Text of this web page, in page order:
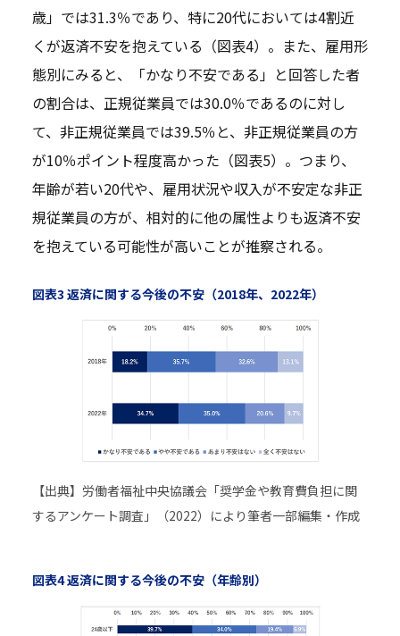
歳」では31.3％であり、特に20代においては4割近
くが返済不安を抱えている（図表4）。また、雇用形
態別にみると、「かなり不安である」と回答した者
の割合は、正規従業員では30.0％であるのに対し
て、非正規従業員では39.5％と、非正規従業員の方
が10％ポイント程度高かった（図表5）。つまり、
年齢が若い20代や、雇用状況や収入が不安定な非正
規従業員の方が、相対的に他の属性よりも返済不安
を抱えている可能性が高いことが推察される。
図表3 返済に関する今後の不安（2018年、2022年）
【出典】労働者福祉中央協議会「奨学金や教育費負担に関
するアンケート調査」（2022）により筆者一部編集・作成
図表4 返済に関する今後の不安（年齢別）